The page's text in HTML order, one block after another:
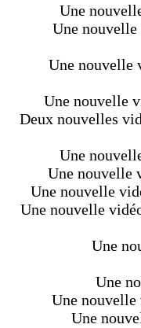
Une
Une
Une nouvelle
Une nouvelle
Deux nouvelles
Une
Une nouvelle
Une nouvelle
Une nouvelle
Une
Une
Une nouvelle
Une